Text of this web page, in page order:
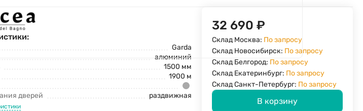
Garda
алюминий
1500 мм
1900 м
дверей
раздвижная
32 690₽
Склад Москва: По запросу
Склад Новосибирск: По запросу
Склад Белгород: По запросу
Склад Екатеринбург: По запросу
Склад Санкт-Петербург: По запросу
В корзину